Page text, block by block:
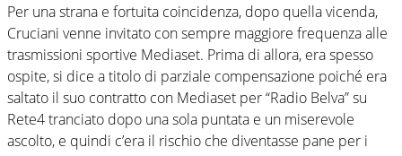
Per una strana e fortuita coincidenza, dopo quella vicenda,
Cruciani venne invitato con sempre maggiore frequenza alle
trasmissioni sportive Mediaset. Prima di allora, era spesso
ospite, si dice a titolo di parziale compensazione poiché era
saltato il suo contratto con Mediaset per “Radio Belva” su
Rete4 tranciato dopo una sola puntata e un miserevole
ascolto, e quindi c’era il rischio che diventasse pane per i